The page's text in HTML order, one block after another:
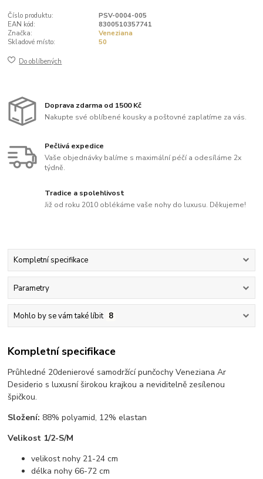
Číslo produktu:
PSV-0004-005
EAN kód:
8300510357741
Značka:
Veneziana
Skladové místo:
50
Do oblíbených
Doprava zdarma od 1500 Kč
Nakupte své oblíbené kousky a poštovné zaplatíme za vás.
Pečlivá expedice
Vaše objednávky balíme s maximální péčí a odesíláme 2x
týdně.
Tradice a spolehlivost
Již od roku 2010 oblékáme vaše nohy do luxusu. Děkujeme!
Kompletní specifikace
Parametry
Mohlo by se vám také líbit 8
Kompletní specifikace
Průhledné 20denierové samodržící punčochy Veneziana Ar
Desiderio s luxusní širokou krajkou a neviditelně zesílenou
špičkou.
Složení: 88% polyamid, 12% elastan
Velikost 1/2-S/M
velikost nohy 21-24 cm
délka nohy 66-72 cm